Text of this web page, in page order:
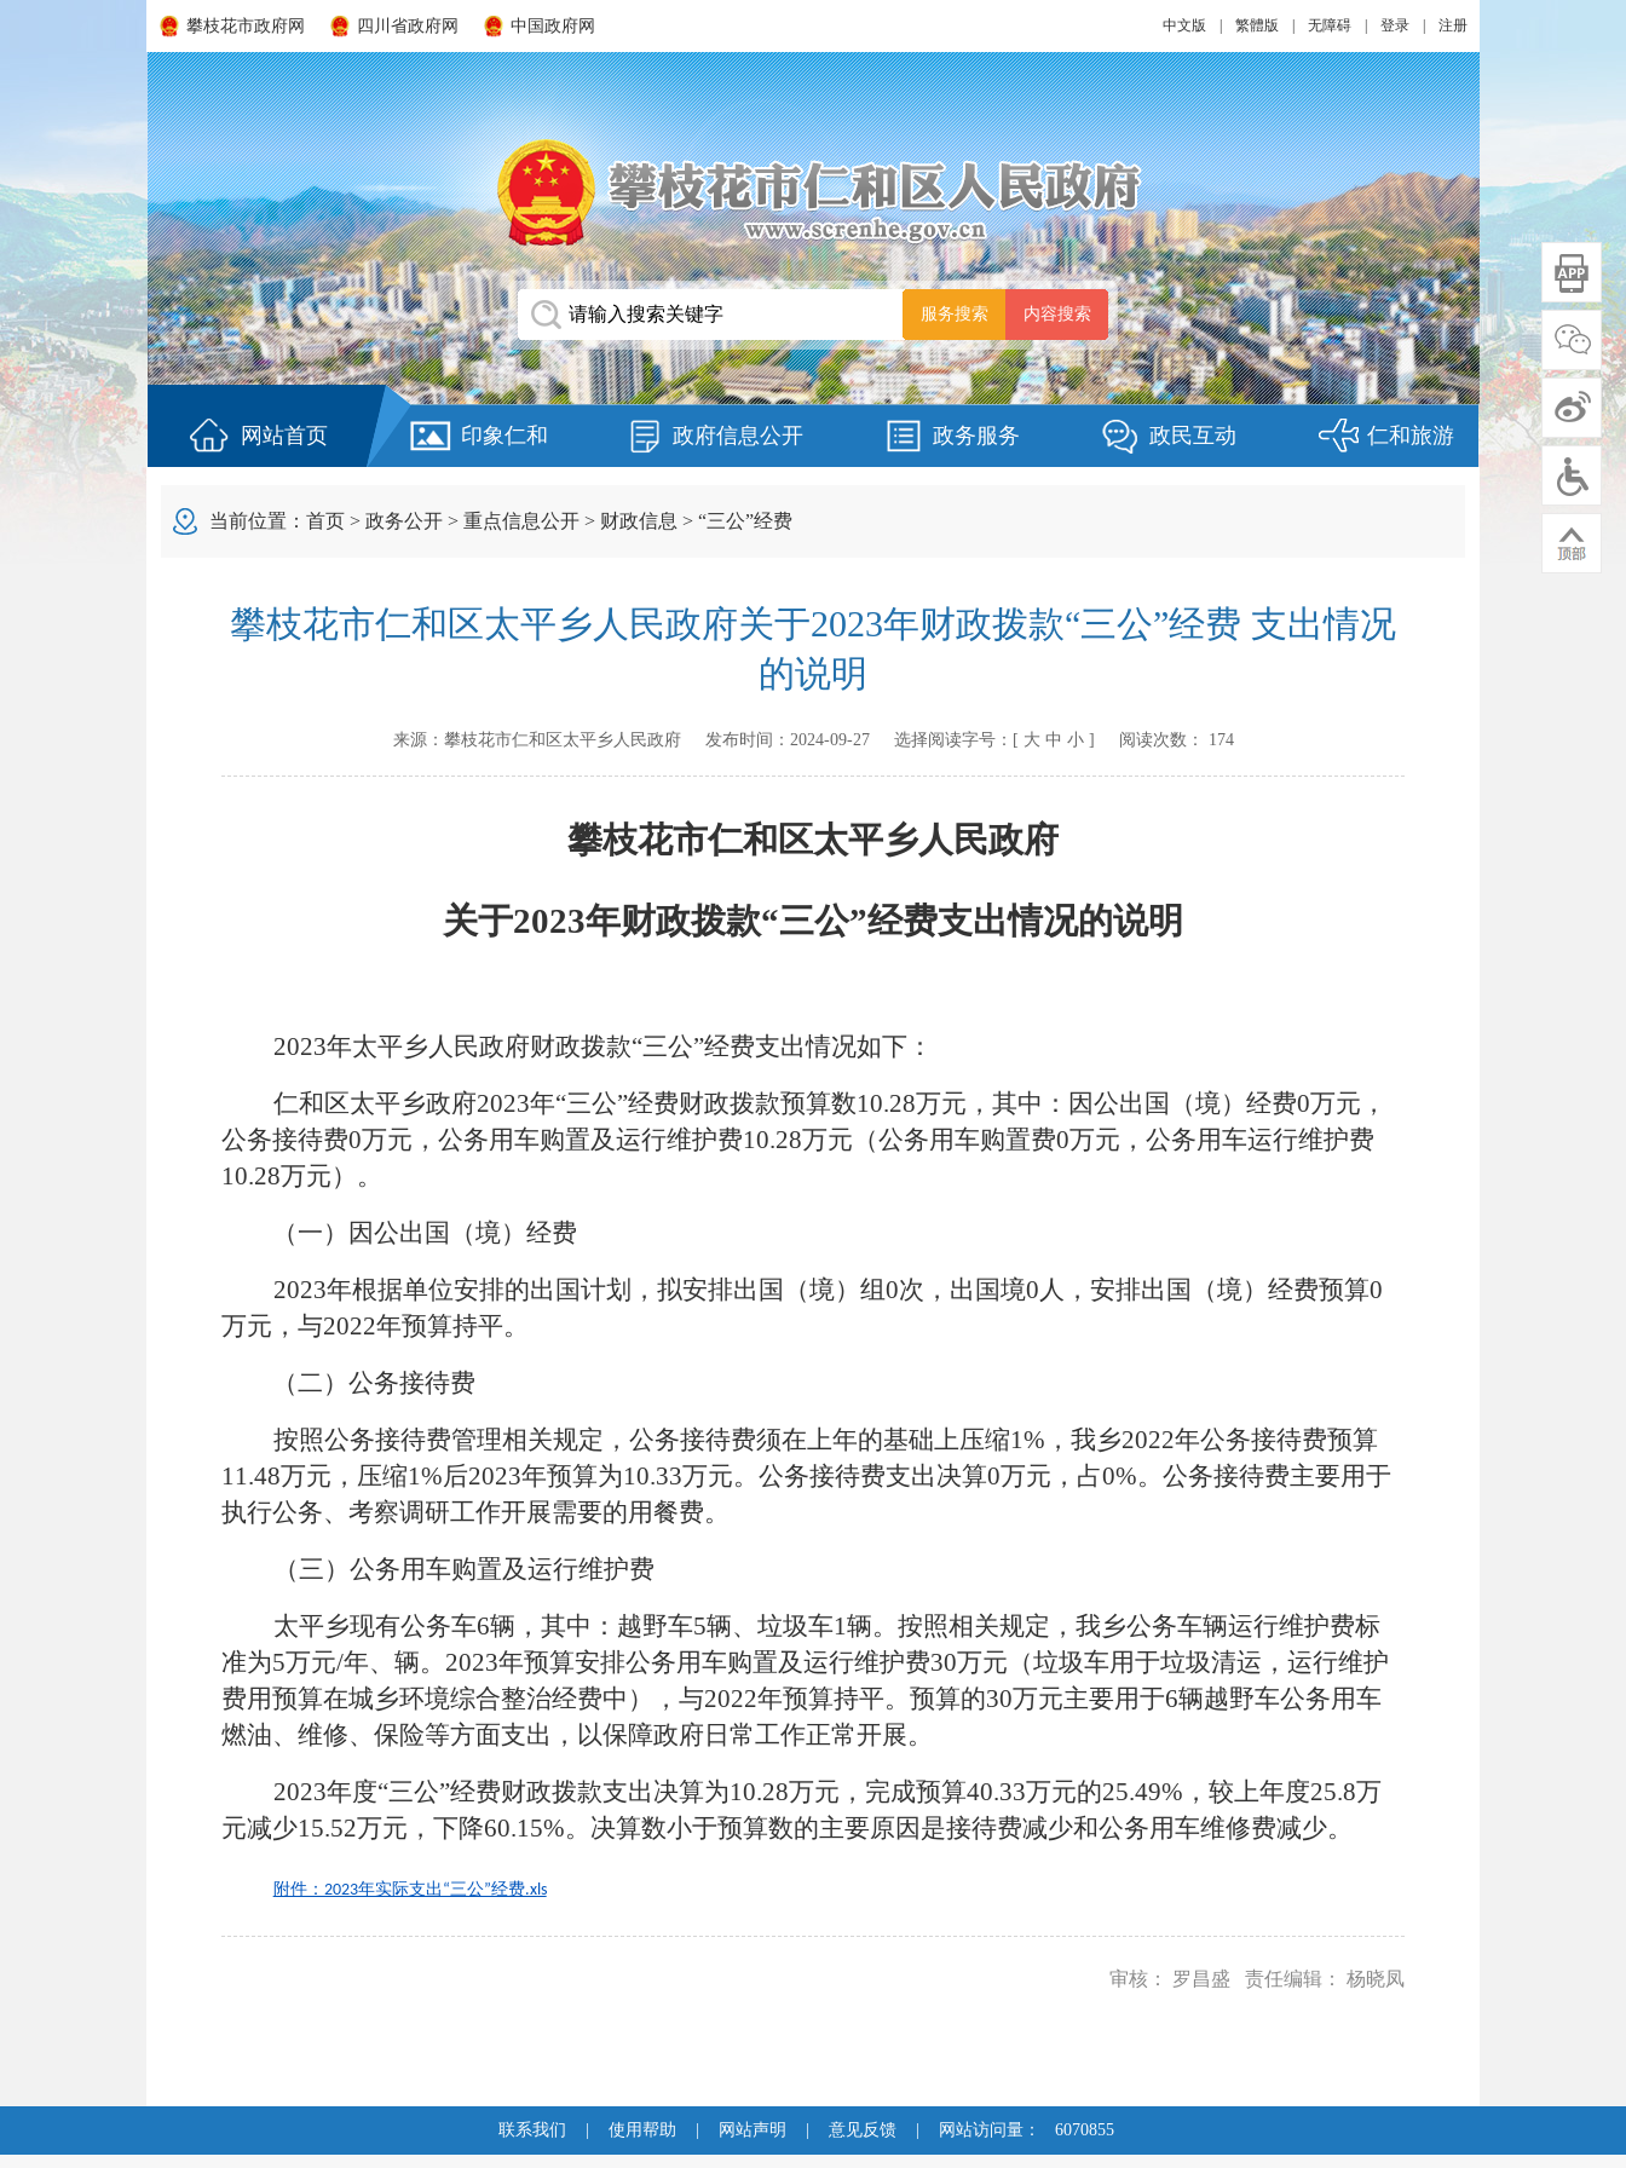
攀枝花市政府网 四川省政府网 中国政府网 中文版 繁體版 无障碍 登录 注册
网站首页 印象仁和 政府信息公开 政务服务 政民互动 仁和旅游
当前位置： 首页 > 政务公开 > 重点信息公开 > 财政信息 > “三公”经费
攀枝花市仁和区太平乡人民政府关于2023年财政拨款“三公”经费 支出情况
的说明
来源： 攀枝花市仁和区太平乡人民政府发布时间： 2024-09-27选择阅读字号：[ 大 中 小] 阅读次数： 174
攀枝花市仁和区太平乡人民政府
关于2023年财政拨款“三公”经费支出情况的说明
2023年太平乡人民政府财政拨款“三公”经费支出情况如下：
仁和区太平乡政府2023年“三公”经费财政拨款预算数10.28万元 ，其中：因公出国（境）经费0万元，
公务接待费0万元，公务用车购置及运行维护费10.28万元（公务用车购置费0万元，公务用车运行维护费
10.28万元）。
（一）因公出国（境）经费
2023年根据单位安排的出国计划，拟安排出国（境）组0次，出国境0人，安排出国（境）经费预算0
万元， 与2022年预算持平。
（二）公务接待费
按照公务接待费管理相关规定，公务接待费须在上年的基础上压缩1% ，我乡2022年公务接待费预算
11.48万元，压缩1%后2023年预算为10.33万元。 公务接待费支出决算0万元，占0%。公务接待费主要用于
执行公务、考察调研工作开展需要的用餐费。
（三）公务用车购置及运行维护费
太平乡现有公务车6辆，其中：越野车5辆、垃圾车1辆。按照相关规定，我乡公务车辆运行维护费标
准为5万元/年、辆。 2023年预算安排公务用车购置及运行维护费30万元 （垃圾车用于垃圾清运，运行维护
费用预算在城乡环境综合整治经费中）
， 与2022年预算持平。 预算的30万元主要用于6辆越野车公务用车
燃油、维修、保险等方面支出， 以保障政府日常工作正常开展。
2023年度“三公”经费财政拨款支出决算为10.28万元，完成预算40.33万元的25.49% ， 较上年度25.8万
元减少15.52万元，下降60.15%。 决算数小于预算数的主要原因是接待费减少和公务用车维修费减少。
附件：2023年实际支出“三公”经费.xls
审核： 罗昌盛 责任编辑： 杨晓凤
联系我们 使用帮助 网站声明 意见反馈 网站访问量： 6070855